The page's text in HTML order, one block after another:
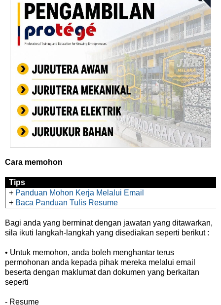
Cara memohon
Tips
+ Panduan Mohon Kerja Melalui Email
+ Baca Panduan Tulis Resume
Bagi anda yang berminat dengan jawatan yang ditawarkan,
sila ikuti langkah-langkah yang disediakan seperti berikut :
• Untuk memohon, anda boleh menghantar terus
permohonan anda kepada pihak mereka melalui email
beserta dengan maklumat dan dokumen yang berkaitan
seperti
- Resume